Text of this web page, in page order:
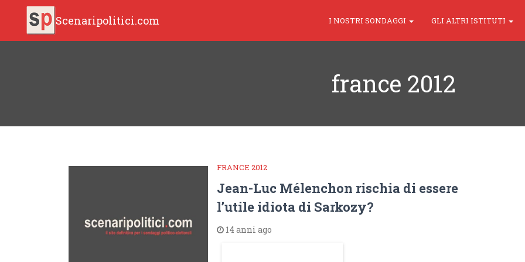
Scenaripolitici.com I NOSTRI SONDAGGI GLI ALTRI ISTITUTI
france 2012
FRANCE 2012
Jean-Luc Mélenchon rischia di essere
l’utile idiota di Sarkozy?
14 anni ago